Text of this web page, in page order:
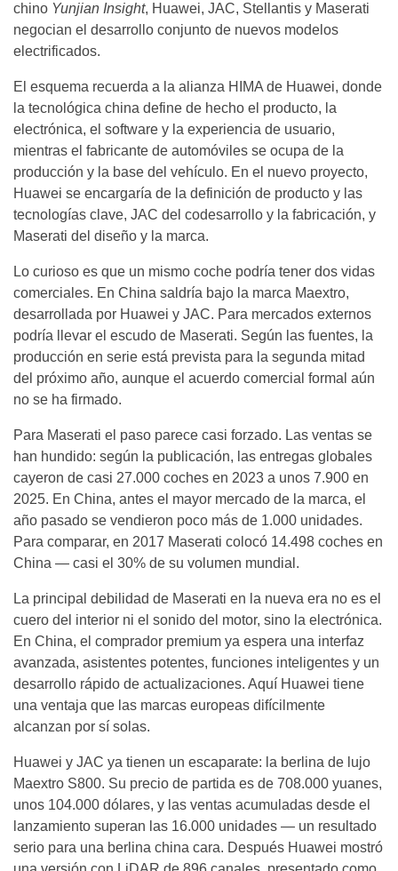
chino Yunjian Insight, Huawei, JAC, Stellantis y Maserati
negocian el desarrollo conjunto de nuevos modelos
electrificados.
El esquema recuerda a la alianza HIMA de Huawei, donde
la tecnológica china define de hecho el producto, la
electrónica, el software y la experiencia de usuario,
mientras el fabricante de automóviles se ocupa de la
producción y la base del vehículo. En el nuevo proyecto,
Huawei se encargaría de la definición de producto y las
tecnologías clave, JAC del codesarrollo y la fabricación, y
Maserati del diseño y la marca.
Lo curioso es que un mismo coche podría tener dos vidas
comerciales. En China saldría bajo la marca Maextro,
desarrollada por Huawei y JAC. Para mercados externos
podría llevar el escudo de Maserati. Según las fuentes, la
producción en serie está prevista para la segunda mitad
del próximo año, aunque el acuerdo comercial formal aún
no se ha firmado.
Para Maserati el paso parece casi forzado. Las ventas se
han hundido: según la publicación, las entregas globales
cayeron de casi 27.000 coches en 2023 a unos 7.900 en
2025. En China, antes el mayor mercado de la marca, el
año pasado se vendieron poco más de 1.000 unidades.
Para comparar, en 2017 Maserati colocó 14.498 coches en
China — casi el 30% de su volumen mundial.
La principal debilidad de Maserati en la nueva era no es el
cuero del interior ni el sonido del motor, sino la electrónica.
En China, el comprador premium ya espera una interfaz
avanzada, asistentes potentes, funciones inteligentes y un
desarrollo rápido de actualizaciones. Aquí Huawei tiene
una ventaja que las marcas europeas difícilmente
alcanzan por sí solas.
Huawei y JAC ya tienen un escaparate: la berlina de lujo
Maextro S800. Su precio de partida es de 708.000 yuanes,
unos 104.000 dólares, y las ventas acumuladas desde el
lanzamiento superan las 16.000 unidades — un resultado
serio para una berlina china cara. Después Huawei mostró